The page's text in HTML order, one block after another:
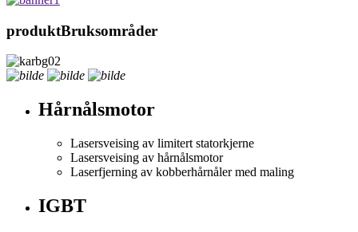
produktBruksområder
Hårnålsmotor
Lasersveising av limitert statorkjerne
Lasersveising av hårnålsmotor
Laserfjerning av kobberhårnåler med maling
IGBT